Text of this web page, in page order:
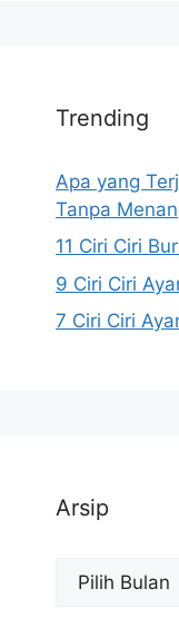
Trending
Apa yang
Tanpa
11 Ciri Ciri
9 Ciri Ciri
7 Ciri Ciri
Arsip
Arsip